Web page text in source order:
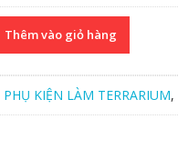
Thêm vào giỏ hàng
PHỤ KIỆN LÀM TERRARIUM,